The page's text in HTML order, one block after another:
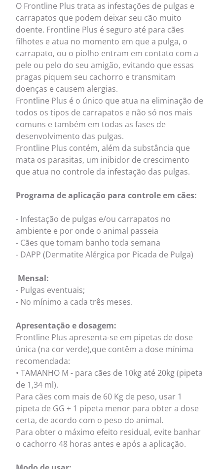
O Frontline Plus trata as infestações de pulgas e
carrapatos que podem deixar seu cão muito
doente. Frontline Plus é seguro até para cães
filhotes e atua no momento em que a pulga, o
carrapato, ou o piolho entram em contato com a
pele ou pelo do seu amigão, evitando que essas
pragas piquem seu cachorro e transmitam
doenças e causem alergias.
Frontline Plus é o único que atua na eliminação de
todos os tipos de carrapatos e não só nos mais
comuns e também em todas as fases de
desenvolvimento das pulgas.
Frontline Plus contém, além da substância que
mata os parasitas, um inibidor de crescimento
que atua no controle da infestação das pulgas.
Programa de aplicação para controle em cães:
- Infestação de pulgas e/ou carrapatos no
ambiente e por onde o animal passeia
- Cães que tomam banho toda semana
- DAPP (Dermatite Alérgica por Picada de Pulga)
Mensal:
- Pulgas eventuais;
- No mínimo a cada três meses.
Apresentação e dosagem:
Frontline Plus apresenta-se em pipetas de dose
única (na cor verde),que contêm a dose mínima
recomendada:
• TAMANHO M - para cães de 10kg até 20kg (pipeta
de 1,34 ml).
Para cães com mais de 60 Kg de peso, usar 1
pipeta de GG + 1 pipeta menor para obter a dose
certa, de acordo com o peso do animal.
Para obter o máximo efeito residual, evite banhar
o cachorro 48 horas antes e após a aplicação.